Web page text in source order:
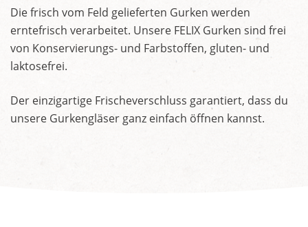
Die frisch vom Feld gelieferten Gurken werden
erntefrisch verarbeitet. Unsere FELIX Gurken sind frei
von Konservierungs- und Farbstoffen, gluten- und
laktosefrei.
Der einzigartige Frischeverschluss garantiert, dass du
unsere Gurkengläser ganz einfach öffnen kannst.